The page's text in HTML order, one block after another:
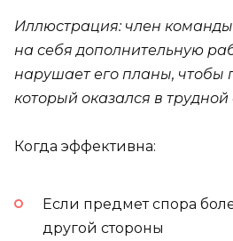
Иллюстрация: член команды
на себя дополнительную
нарушает его планы, чтобы
который оказался в трудной
Когда эффективна:
Если предмет спора
другой стороны